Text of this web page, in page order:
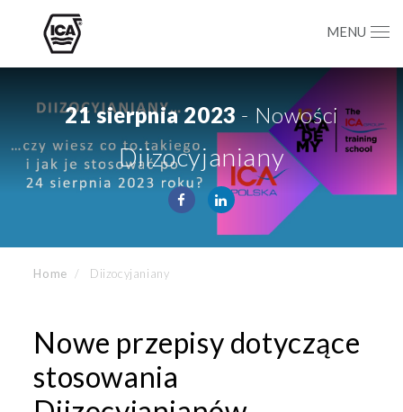
MENU
21 sierpnia 2023 - Nowości
Diizocyjaniany
Home Diizocyjaniany
Nowe przepisy dotyczące
stosowania